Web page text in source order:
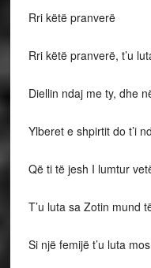
Rri këtë pranverë
Rri këtë pranverë, t’u
Diellin ndaj me ty, dhe
Ylberet e shpirtit do t’i
Që ti të jesh I lumtur
T’u luta sa Zotin mund
Si një femijë t’u luta